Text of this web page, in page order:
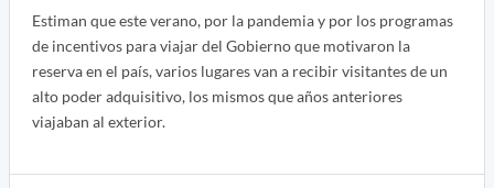
Estiman que este verano, por la pandemia y por los programas
de incentivos para viajar del Gobierno que motivaron la
reserva en el país, varios lugares van a recibir visitantes de un
alto poder adquisitivo, los mismos que años anteriores
viajaban al exterior.